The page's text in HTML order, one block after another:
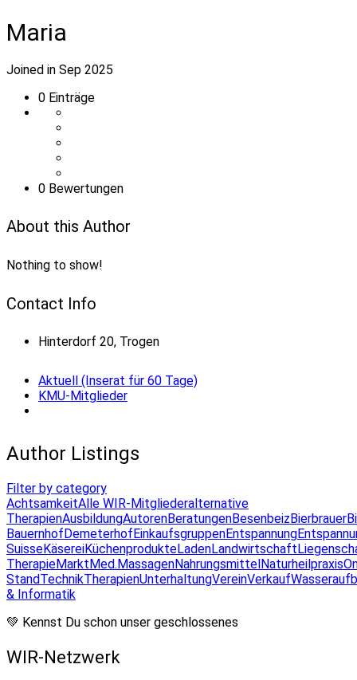
Maria
Joined in Sep 2025
0 Einträge
0 Bewertungen
About this Author
Nothing to show!
Contact Info
Hinterdorf 20, Trogen
Aktuell (Inserat für 60 Tage)
KMU-Mitglieder
Author Listings
Filter by category
AchtsamkeitAlle WIR-Mitgliederalternative
TherapienAusbildungAutorenBeratungenBesenbeizBierbrauer
BauernhofDemeterhofEinkaufsgruppenEntspannung
SuisseKäsereiKüchenprodukteLadenLandwirtschaft
TherapieMarktMed.MassagenNahrungsmittelNaturheilpraxis
StandTechnikTherapienUnterhaltungVereinVerkauf
& Informatik
💚 Kennst Du schon unser geschlossenes
WIR-Netzwerk